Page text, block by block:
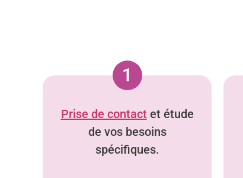
1
Prise de contactet étude
de vos besoins
spécifiques.